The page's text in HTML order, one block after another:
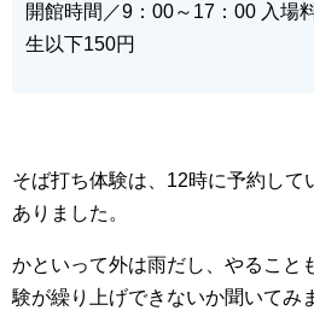
開館時間／9：00～17：00 入場
生以下150円
そば打ち体験は、12時に予約して
ありました。
かといって外は雨だし、やること
験が繰り上げできないか聞いてみ